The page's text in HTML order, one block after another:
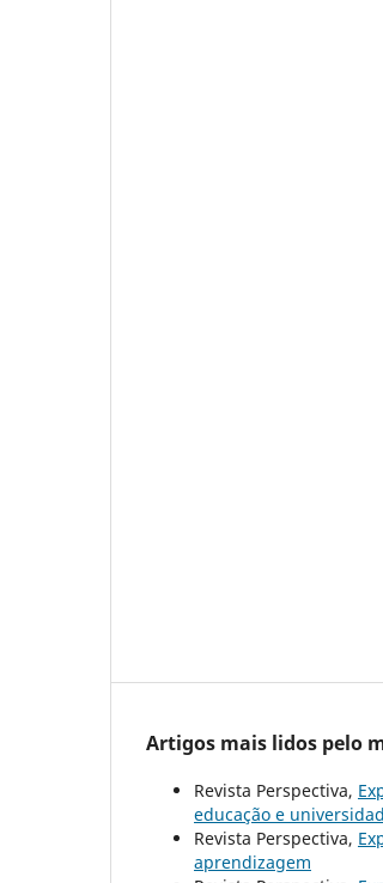
Artigos mais lidos pelo
Revista Perspectiva,
educação e
Revista Perspectiva,
aprendizagem